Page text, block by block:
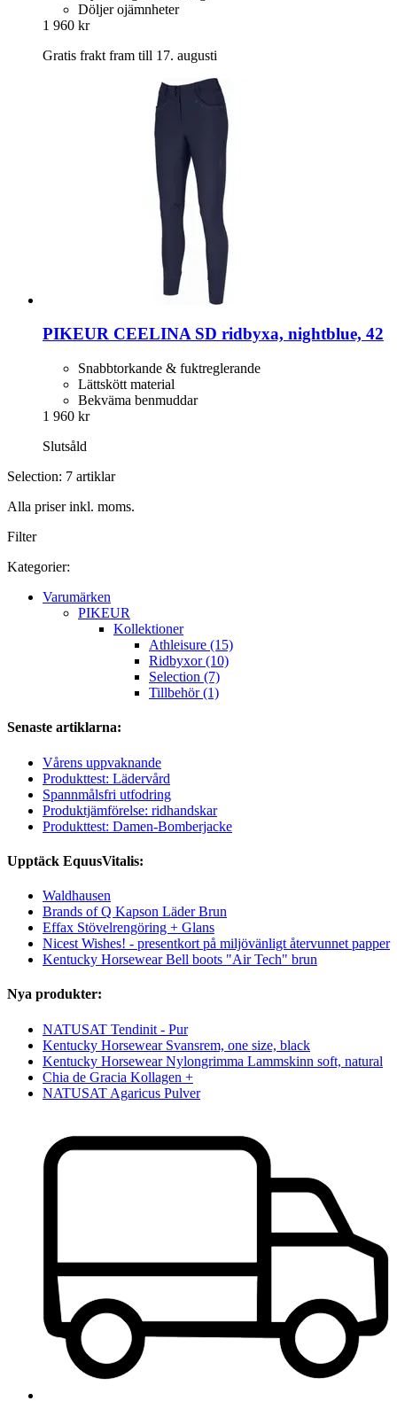
Döljer ojämnheter
1 960 kr
Gratis frakt fram till 17. augusti
PIKEUR CEELINA SD ridbyxa, nightblue, 42
Snabbtorkande & fuktreglerande
Lättskött material
Bekväma benmuddar
1 960 kr
Slutsåld
Selection: 7 artiklar
Alla priser inkl. moms.
Filter
Kategorier:
Varumärken
PIKEUR
Kollektioner
Athleisure (15)
Ridbyxor (10)
Selection (7)
Tillbehör (1)
Senaste artiklarna:
Vårens uppvaknande
Produkttest: Lädervård
Spannmålsfri utfodring
Produktjämförelse: ridhandskar
Produkttest: Damen-Bomberjacke
Upptäck EquusVitalis:
Waldhausen
Brands of Q Kapson Läder Brun
Effax Stövelrengöring + Glans
Nicest Wishes! - presentkort på miljövänligt återvunnet papper
Kentucky Horsewear Bell boots "Air Tech" brun
Nya produkter:
NATUSAT Tendinit - Pur
Kentucky Horsewear Svansrem, one size, black
Kentucky Horsewear Nylongrimma Lammskinn soft, natural
Chia de Gracia Kollagen +
NATUSAT Agaricus Pulver